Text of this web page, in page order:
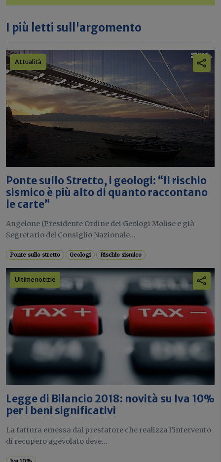
I più letti sull'argomento
Attualità
Ponte sullo Stretto, i geologi: “Il rischio
sismico è più alto di quanto raccontano
le carte”
Angelone (Presidente Ordine dei Geologi Molise e già
Segretario del Consiglio Nazionale...
Ponte sullo stretto Geologi Rischio sismico
Ultime notizie
Legge di Bilancio 2018: novità su Iva 10%
per i beni significativi
La fattura emessa dal prestatore che realizza l’intervento
di recupero agevolato deve...